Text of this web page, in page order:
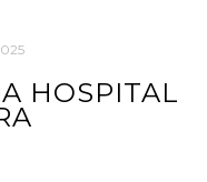
HOSPITAL